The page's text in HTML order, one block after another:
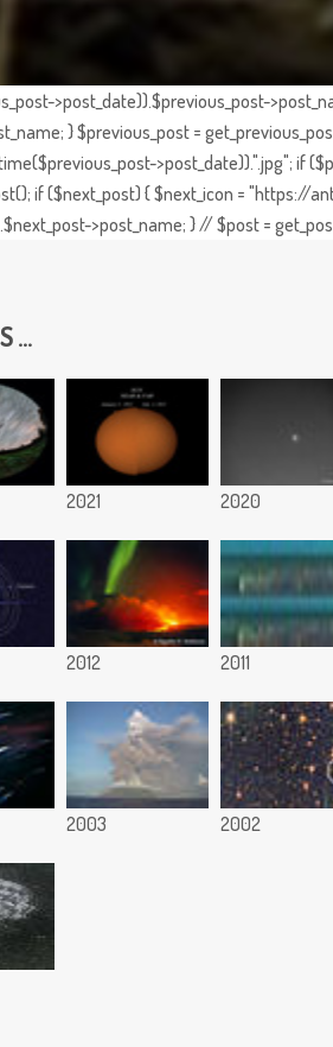
>post_date)).$previous_post-
} $previous_post =
>post_date)).".jpg"; if
if ($next_post) { $next_icon =
>post_name; } // $post =
...
2021 2020
2012 2011
2003 2002